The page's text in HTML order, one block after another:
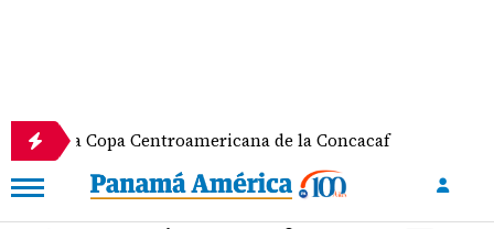
Centroamericana de la Concacaf